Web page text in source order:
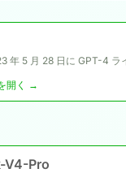
開く →
V4-Pro